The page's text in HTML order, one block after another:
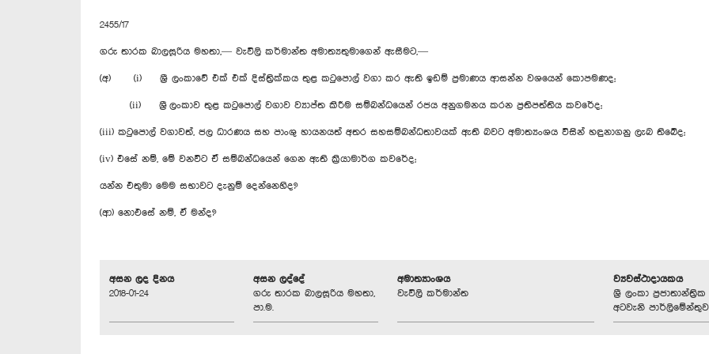
2455/17
ගරු තාරක බාලසූරිය මහතා,— වැවිලි කර්මාන්ත අමාත්‍යතුමාගෙන් ඇසීමට,—
(අ) (i) ශ්‍රී ලංකාවේ එක් එක් දිස්ත්‍රික්කය තුළ කටුපොල් වගා කර ඇති ඉඩම් ප්‍රමාණය ආසන්න වශයෙන් කොපමණද;
(ii) ශ්‍රී ලංකාව තුළ කටුපොල් වගාව ව්‍යාප්ත කිරීම සම්බන්ධයෙන් රජය අනුගමනය කරන ප්‍රතිපත්තිය කවරේද;
(iii) කටුපොල් වගාවත්, ජල ධාරණය සහ පාංශු හායනයත් අතර සහසම්බන්ධතාවයක් ඇති බවට අමාත්‍යංශය විසින් හඳුනාගනු ලැබ තිබේද;
(iv) එසේ නම්, මේ වනවිට ඒ සම්බන්ධයෙන් ගෙන ඇති ක්‍රියාමාර්ග කවරේද;
යන්න එතුමා මෙම සභාවට දැනුම් දෙන්නෙහිද?
(ආ) නොඑසේ නම්, ඒ මන්ද?
අසන ලද දිනය
2018-01-24
අසන ලද්දේ
ගරු තාරක බාලසූරිය මහතා,
පා.ම.
අමාත්‍යාංශය
වැවිලි කර්මාන්ත
ව්‍යවස්ථාදායකය
ශ්‍රී ලංකා
අටවැනි පාර්ලිමේන්තුව